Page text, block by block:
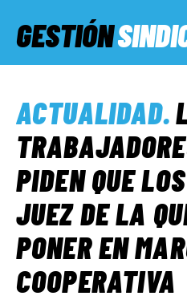
GESTIÓN
SERVICIOS
INFORMES
FUERA DE
ACTUALIDAD.
PIDEN QUE
JUEZ DE LA
PONER EN
COOPERATIVA